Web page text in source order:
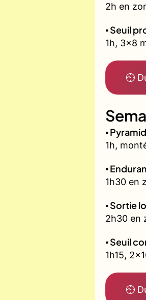
2h en
▪️ Seuil
1h, 3x8
⏲
▪️
1h,
▪️
1h30 en
▪️ Sortie
2h30 en
▪️ Seuil
1h15,
⏲